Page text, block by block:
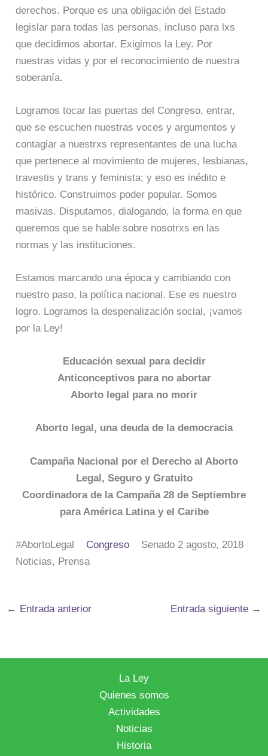
derechos. Porque es una obligación del Estado
legislar para todas las personas, incluso para lxs
que decidimos abortar. Exigimos la Ley. Por
nuestras vidas y por el reconocimiento de nuestra
soberanía.
Logramos tocar las puertas del Congreso, entrar,
que se escuchen nuestras voces y argumentos y
contagiar a nuestrxs representantes de una lucha
que pertenece al movimiento de mujeres, lesbianas,
travestis y trans y feminista; y eso es inédito e
histórico. Construimos poder popular. Somos
masivas. Disputamos, dialogando, la forma en que
queremos que se hable sobre nosotrxs en las
normas y las instituciones.
Estamos marcando una época y cambiando con
nuestro paso, la política nacional. Ese es nuestro
logro. Logramos la despenalización social, ¡vamos
por la Ley!
Educación sexual para decidir
Anticonceptivos para no abortar
Aborto legal para no morir
Aborto legal, una deuda de la democracia
Campaña Nacional por el Derecho al Aborto
Legal, Seguro y Gratuito
Coordinadora de la Campaña 28 de Septiembre
para América Latina y el Caribe
#AbortoLegal Congreso Senado 2 agosto, 2018
Noticias, Prensa
← Entrada anterior Entrada siguiente →
La Ley
Quienes somos
Actividades
Noticias
Historia